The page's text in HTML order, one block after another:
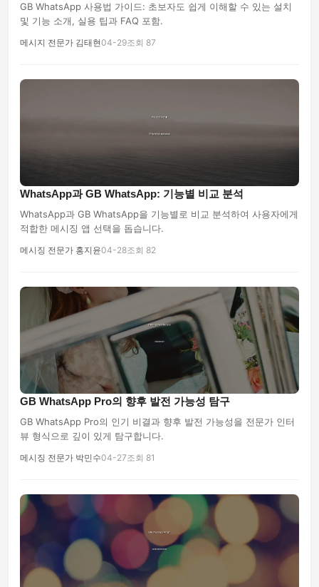
GB WhatsApp 사용법 가이드: 초보자도 쉽게 이해할 수 있는 설치
및 기능 소개, 실용 팁과 FAQ 포함.
메시지 전문가 김태현04-29조회 87
WhatsApp과 GB WhatsApp: 기능별 비교 분석
WhatsApp과 GB WhatsApp을 기능별로 비교 분석하여 사용자에게
적합한 메시징 앱 선택을 돕습니다.
메시징 전문가 홍지윤04-28조회 82
GB WhatsApp Pro의 향후 발전 가능성 탐구
GB WhatsApp Pro의 인기 비결과 향후 발전 가능성을 전문가 인터
뷰 형식으로 깊이 있게 탐구합니다.
메시징 전문가 박민수04-27조회 81